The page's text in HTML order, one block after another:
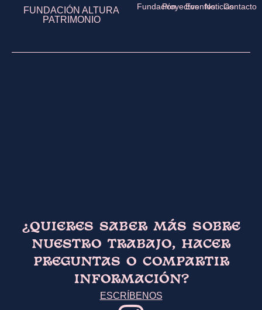
FUNDACIÓN ALTURA
PATRIMONIO
FundaciónProyectosEventosNoticiasContacto
¿QUIERES SABER MÁS SOBRE
NUESTRO TRABAJO, HACER
PREGUNTAS O COMPARTIR
INFORMACIÓN?
ESCRÍBENOS